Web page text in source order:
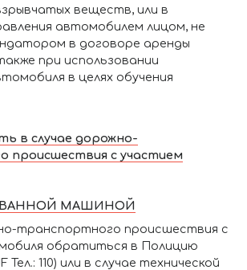
веществ, или в
автомобилем лицом, не
в договоре аренды
при использовании
в целях обучения
в случае дорожно-
происшествия с участием
МАШИНОЙ
транспортного происшествия с
обратиться в Полицию
Тел.: 110) или в случае технической